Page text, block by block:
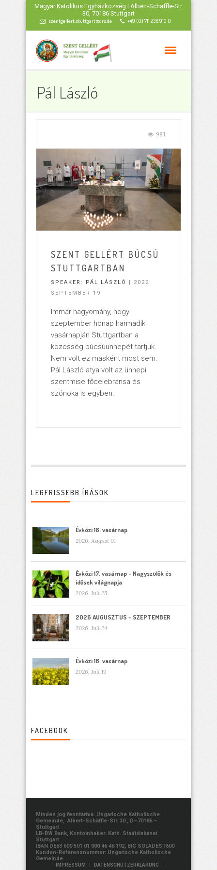
Magyar Katolikus Egyházközség | Albert-Schäffle-Str.
30, 70186 Stuttgart
szentgellert.stuttgart@drs.de +49 (0) 711 236 919 0
Pál László
981
SZENT GELLÉRT BÚCSÚ
STUTTGARTBAN
SPEAKER: PÁL LÁSZLÓ
| 2022.
SEPTEMBER 19
Immár hagyomány, hogy
szeptember hónap harmadik
vasárnapján Stuttgartban a
közösség búcsúünnepét tartjuk.
Nem volt ez másként most sem.
Pál László atya volt az ünnepi
szentmise főcelebránsa és
szónoka is egyben.
LEGFRISSEBB ÍRÁSOK
Évközi 18. vasárnap
2026. August 01
Évközi 17. vasárnap – Nagyszülők és
idősek világnapja
2026. Juli 25
2026 AUGUSZTUS – SZEPTEMBER
2026. Juli 24
Évközi 16. vasárnap
2026. Juli 19
FACEBOOK
Minden jog fenntartva. Ungarische Katholische
Gemeinde, Albert-Schäffle-Str. 30., D–70186 –
Stuttgart
LB-BW Bank, Kontoinhaber: Kath. Stadtdekanat
Stuttgart
IBAN DE63 600 501 01 000 46 46 192, BIC SOLADEST600
Kunden-Referenznummer: Ungarische Katholische
Gemeinde
IMPRESSUM DATENSCHUTZERKLÄRUNG